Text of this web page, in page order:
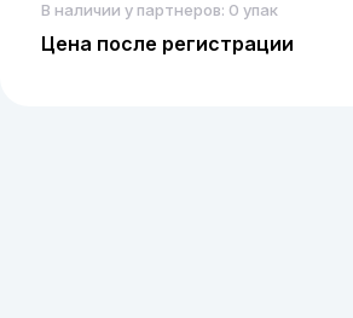
В наличии у партнеров: 0 упак
Цена после регистрации